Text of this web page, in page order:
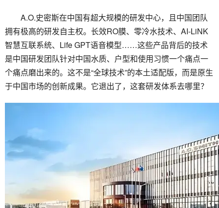
A.O.史密斯在中国有超大规模的研发中心，且中国团队
拥有极高的研发自主权。长效RO膜、零冷水技术、AI-LiNK
智慧互联系统、Life GPT语音模型……这些产品背后的技术
是中国研发团队针对中国水质、户型和使用习惯一个痛点一
个痛点磨出来的。这不是“全球技术”的本土适配版，而是原生
于中国市场的创新成果。它退出了，这套研发体系去哪里？